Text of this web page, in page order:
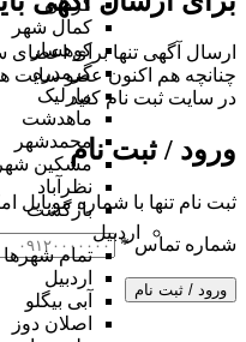
ارسال آگهی تنها برای
چنانچه هم‌ اکنون عضو سایت
در سایت ثبت نام کنید
ورود / ثبت نام
ثبت نام تنها با شماره موبایل
شماره تماس*
ورود / ثبت نام
کردان
کمال شهر
کوهسار
گرمدره
مارلیک
ماهدشت
محمدشهر
مشکین شهر
نظرآباد
بازگشت
اردبیل
تمام شهر‌ها
اردبیل
آبی بیگلو
اصلان دوز